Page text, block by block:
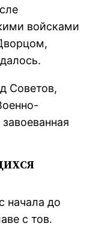
войсками
Советов,
начала до
с тов.